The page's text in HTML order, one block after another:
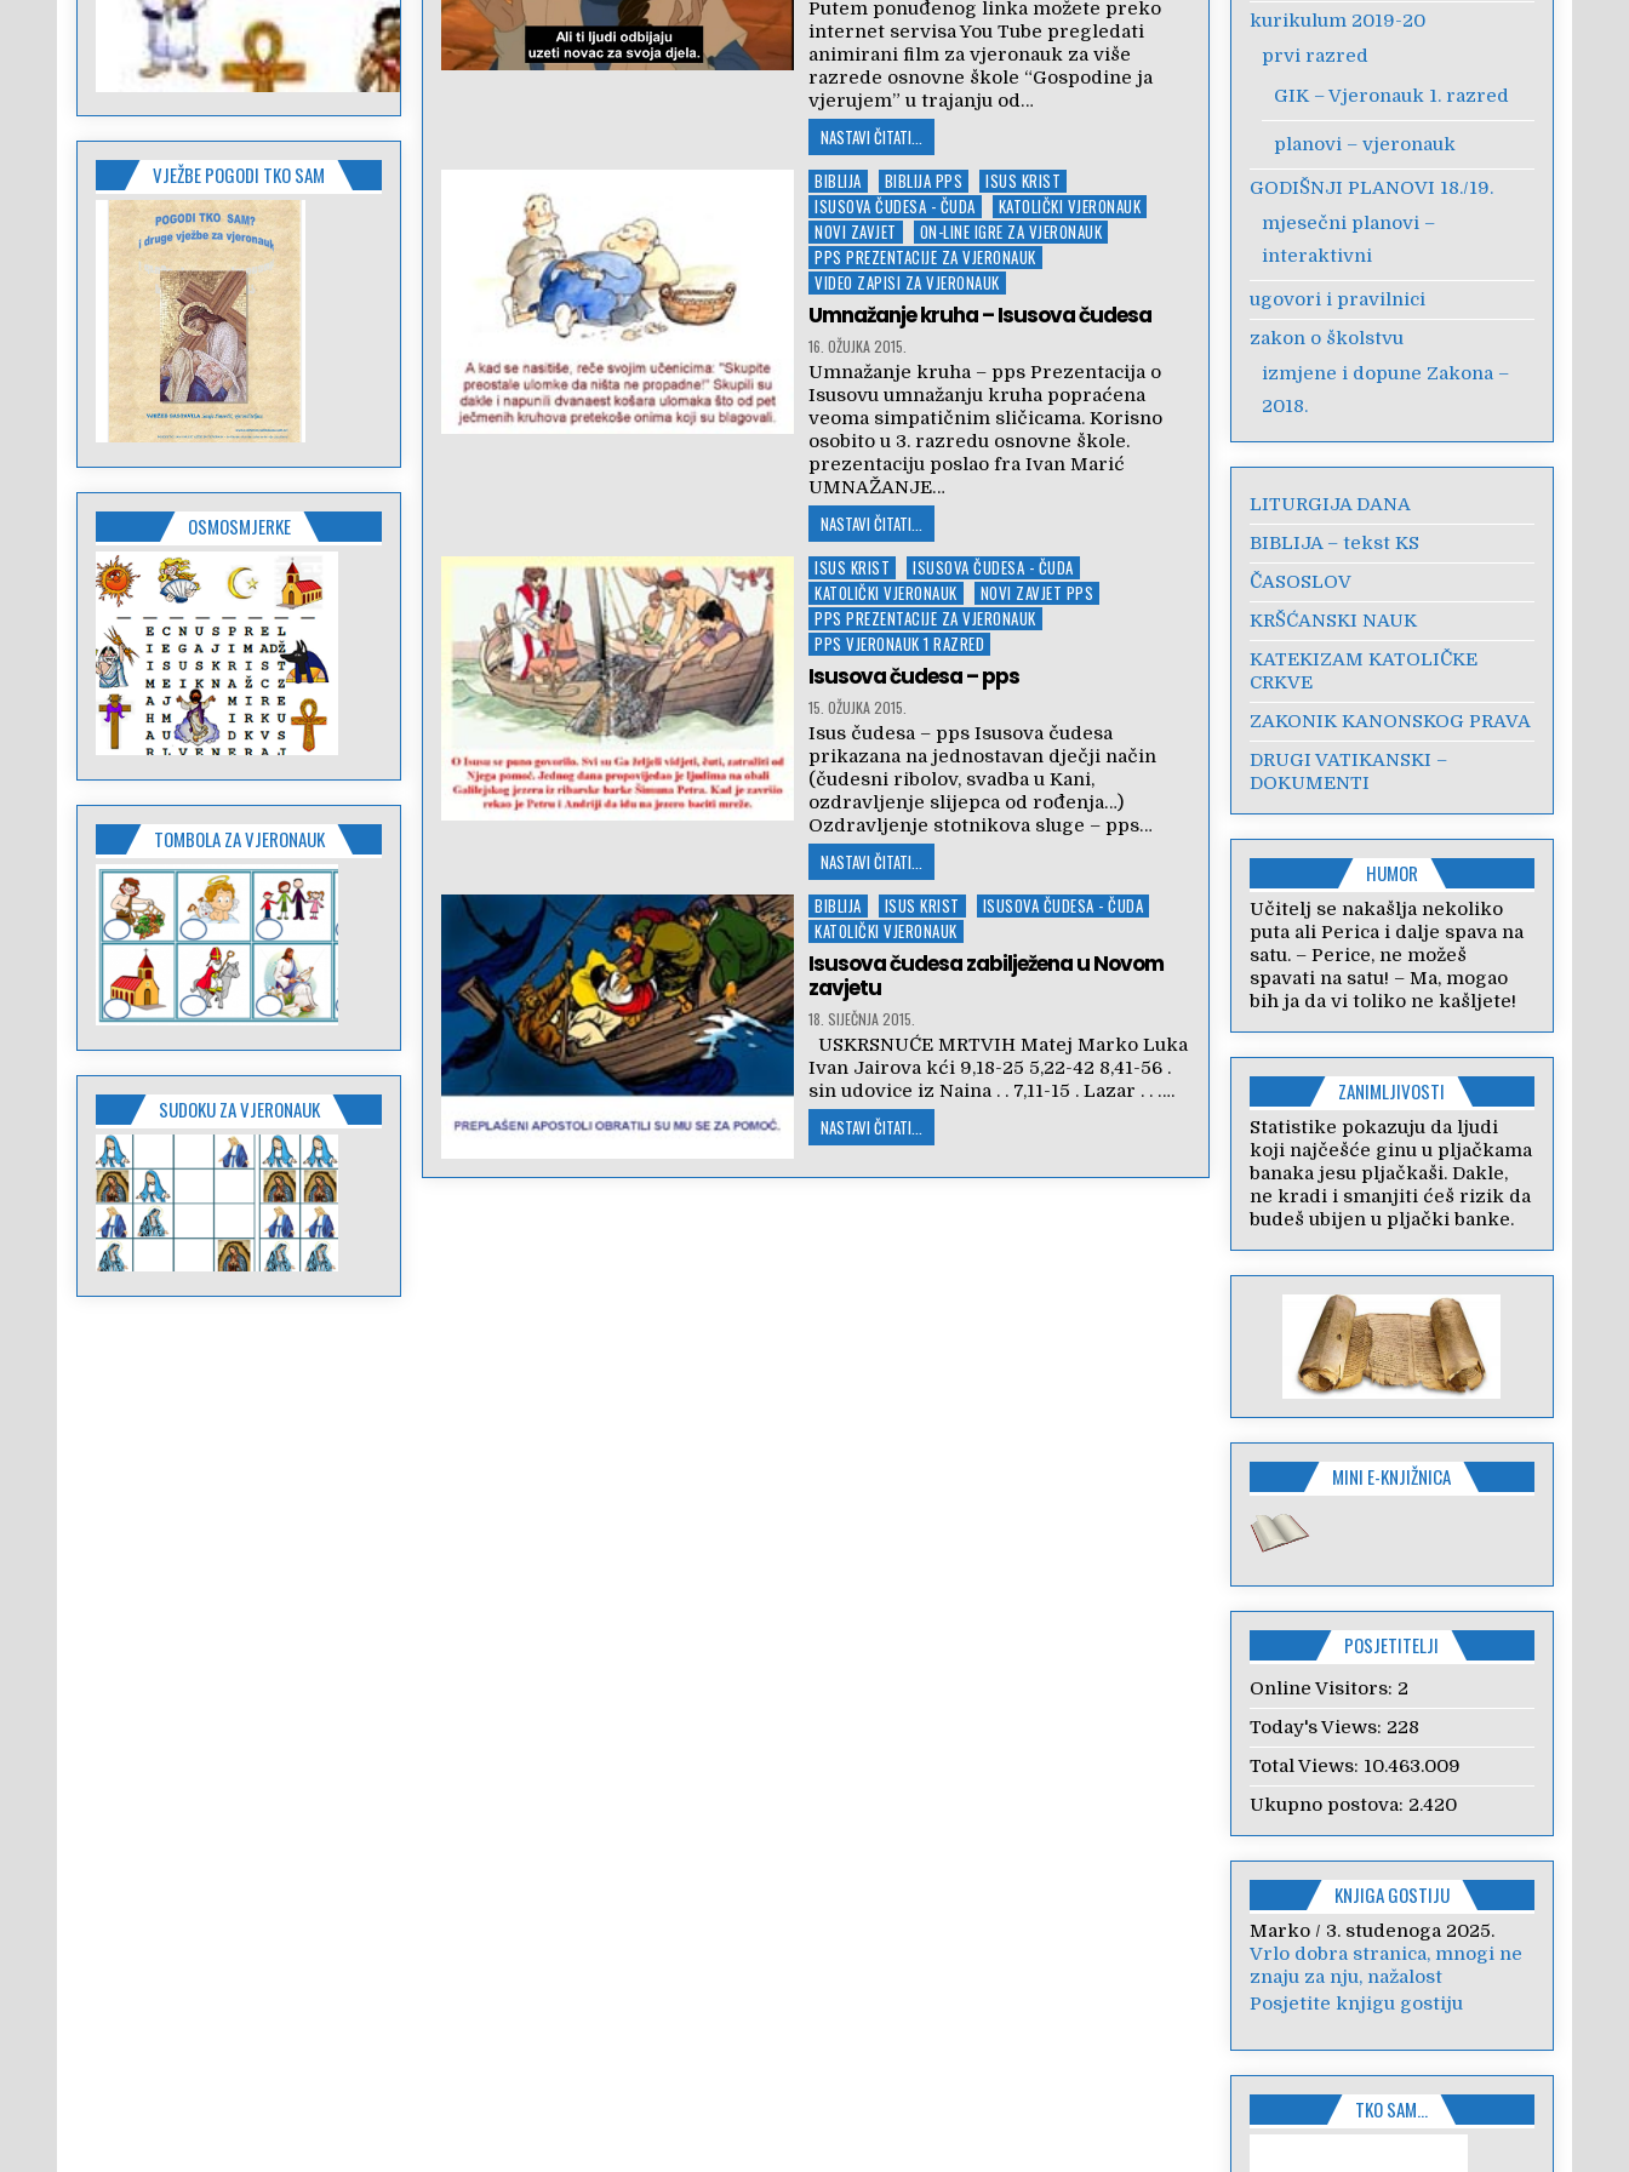
Putem ponuđenog linka možete preko
internet servisa You Tube pregledati
animirani film za vjeronauk za više
razrede osnovne škole “Gospodine ja
vjerujem” u trajanju od…
NASTAVI ČITATI...
Posted
in
BIBLIJA BIBLIJA PPS
ISUS KRIST
ISUSOVA ČUDESA - ČUDA
KATOLIČKI VJERONAUK
NOVI ZAVJET
ON-LINE IGRE ZA VJERONAUK
PPS PREZENTACIJE ZA VJERONAUK
VIDEO ZAPISI ZA VJERONAUK
Umnažanje kruha – Isusova čudesa
16. OŽUJKA 2015.
Umnažanje kruha – pps Prezentacija o
Isusovu umnažanju kruha popraćena
veoma simpatičnim sličicama. Korisno
osobito u 3. razredu osnovne škole.
prezentaciju poslao fra Ivan Marić
UMNAŽANJE…
NASTAVI ČITATI...
Posted
in
ISUS KRIST
ISUSOVA ČUDESA - ČUDA
KATOLIČKI VJERONAUK
NOVI ZAVJET PPS
PPS PREZENTACIJE ZA VJERONAUK
PPS VJERONAUK 1 RAZRED
Isusova čudesa – pps
15. OŽUJKA 2015.
Isus čudesa – pps Isusova čudesa
prikazana na jednostavan dječji način
(čudesni ribolov, svadba u Kani,
ozdravljenje slijepca od rođenja…)
Ozdravljenje stotnikova sluge – pps…
NASTAVI ČITATI...
Posted
in
BIBLIJA ISUS KRIST
ISUSOVA ČUDESA - ČUDA
KATOLIČKI VJERONAUK
Isusova čudesa zabilježena u Novom
zavjetu
18. SIJEČNJA 2015.
USKRSNUĆE MRTVIH Matej Marko Luka
Ivan Jairova kći 9,18-25 5,22-42 8,41-56 .
sin udovice iz Naina . . 7,11-15 . Lazar . . ….
NASTAVI ČITATI...
VJEŽBE POGODI TKO SAM
OSMOSMJERKE
TOMBOLA ZA VJERONAUK
SUDOKU ZA VJERONAUK
kurikulum 2019-20
prvi razred
GIK – Vjeronauk 1. razred
planovi – vjeronauk
GODIŠNJI PLANOVI 18./19.
mjesečni planovi –
interaktivni
ugovori i pravilnici
zakon o školstvu
izmjene i dopune Zakona –
2018.
LITURGIJA DANA
BIBLIJA – tekst KS
ČASOSLOV
KRŠĆANSKI NAUK
KATEKIZAM KATOLIČKE
CRKVE
ZAKONIK KANONSKOG PRAVA
DRUGI VATIKANSKI –
DOKUMENTI
HUMOR
Učitelj se nakašlja nekoliko
puta ali Perica i dalje spava na
satu. – Perice, ne možeš
spavati na satu! – Ma, mogao
bih ja da vi toliko ne kašljete!
ZANIMLJIVOSTI
Statistike pokazuju da ljudi
koji najčešće ginu u pljačkama
banaka jesu pljačkaši. Dakle,
ne kradi i smanjiti ćeš rizik da
budeš ubijen u pljački banke.
MINI E-KNJIŽNICA
POSJETITELJI
Online Visitors: 2
Today's Views: 228
Total Views: 10.463.009
Ukupno postova: 2.420
KNJIGA GOSTIJU
Anica/ 7. veljače 2024.
Poštovanje, draga kolegice!
Hvala Vam na nesebičnom
radu i promoviranju...
TKO SAM…